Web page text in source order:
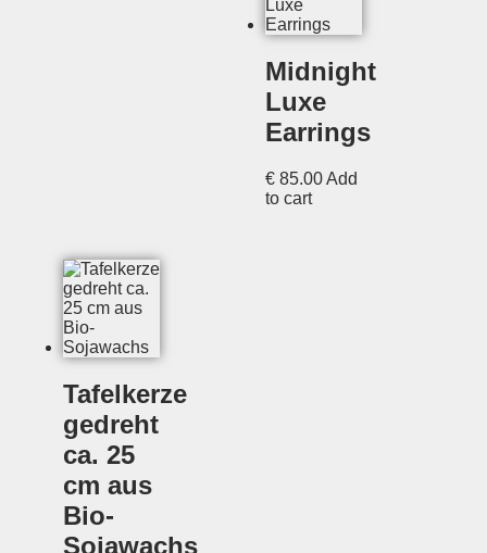
Midnight
Luxe
Earrings
€ 85.00Add
to cart
Tafelkerze
gedreht
ca. 25
cm aus
Bio-
Sojawachs